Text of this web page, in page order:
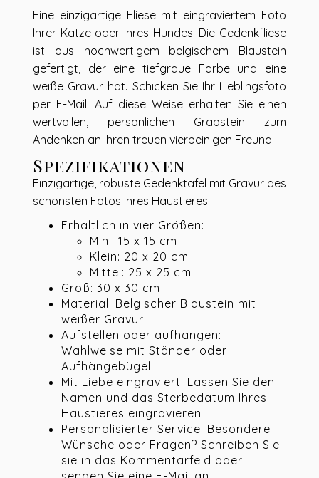
Eine einzigartige Fliese mit eingraviertem Foto
Ihrer Katze oder Ihres Hundes. Die Gedenkfliese
ist aus hochwertigem belgischem Blaustein
gefertigt, der eine tiefgraue Farbe und eine
weiße Gravur hat. Schicken Sie Ihr Lieblingsfoto
per E-Mail. Auf diese Weise erhalten Sie einen
wertvollen, persönlichen Grabstein zum
Andenken an Ihren treuen vierbeinigen Freund.
Spezifikationen
Einzigartige, robuste Gedenktafel mit Gravur des
schönsten Fotos Ihres Haustieres.
Erhältlich in vier Größen:
Mini: 15 x 15 cm
Klein: 20 x 20 cm
Mittel: 25 x 25 cm
Groß: 30 x 30 cm
Material: Belgischer Blaustein mit
weißer Gravur
Aufstellen oder aufhängen:
Wahlweise mit Ständer oder
Aufhängebügel
Mit Liebe eingraviert: Lassen Sie den
Namen und das Sterbedatum Ihres
Haustieres eingravieren
Personalisierter Service: Besondere
Wünsche oder Fragen? Schreiben Sie
sie in das Kommentarfeld oder